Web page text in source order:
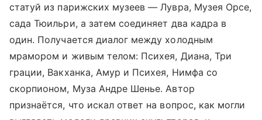
статуй из парижских музеев — Лувра, Музея Орсе,
сада Тюильри, а затем соединяет два кадра в
один. Получается диалог между холодным
мрамором и живым телом: Психея, Диана, Три
грации, Вакханка, Амур и Психея, Нимфа со
скорпионом, Муза Андре Шенье. Автор
признаётся, что искал ответ на вопрос, как могли